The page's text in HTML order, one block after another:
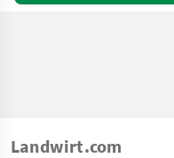
Landwirt.com